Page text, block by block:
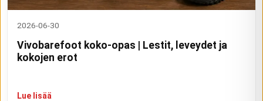
2026-06-30
Vivobarefoot koko-opas | Lestit, leveydet ja
kokojen erot
Lue lisää